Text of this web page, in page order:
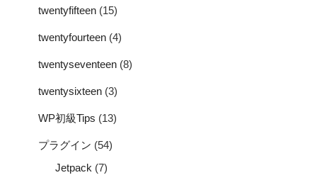
twentyfifteen (15)
twentyfourteen (4)
twentyseventeen (8)
twentysixteen (3)
WP初級Tips (13)
プラグイン (54)
Jetpack (7)